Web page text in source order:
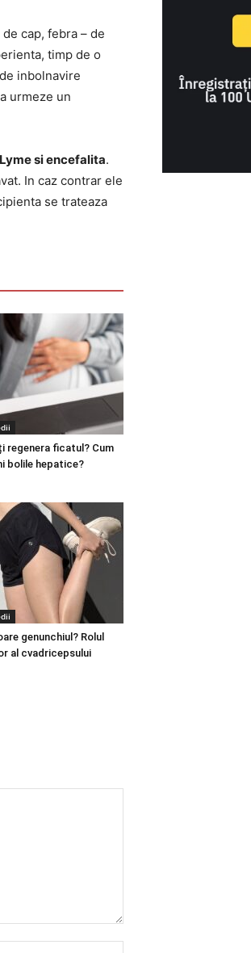
cap, febra – de
timp de o
inbolnavire
urmeze un
si encefalita.
In caz contrar ele
se trateaza
regenera ficatul? Cum
bolile hepatice?
genunchiul? Rolul
al cvadricepsului